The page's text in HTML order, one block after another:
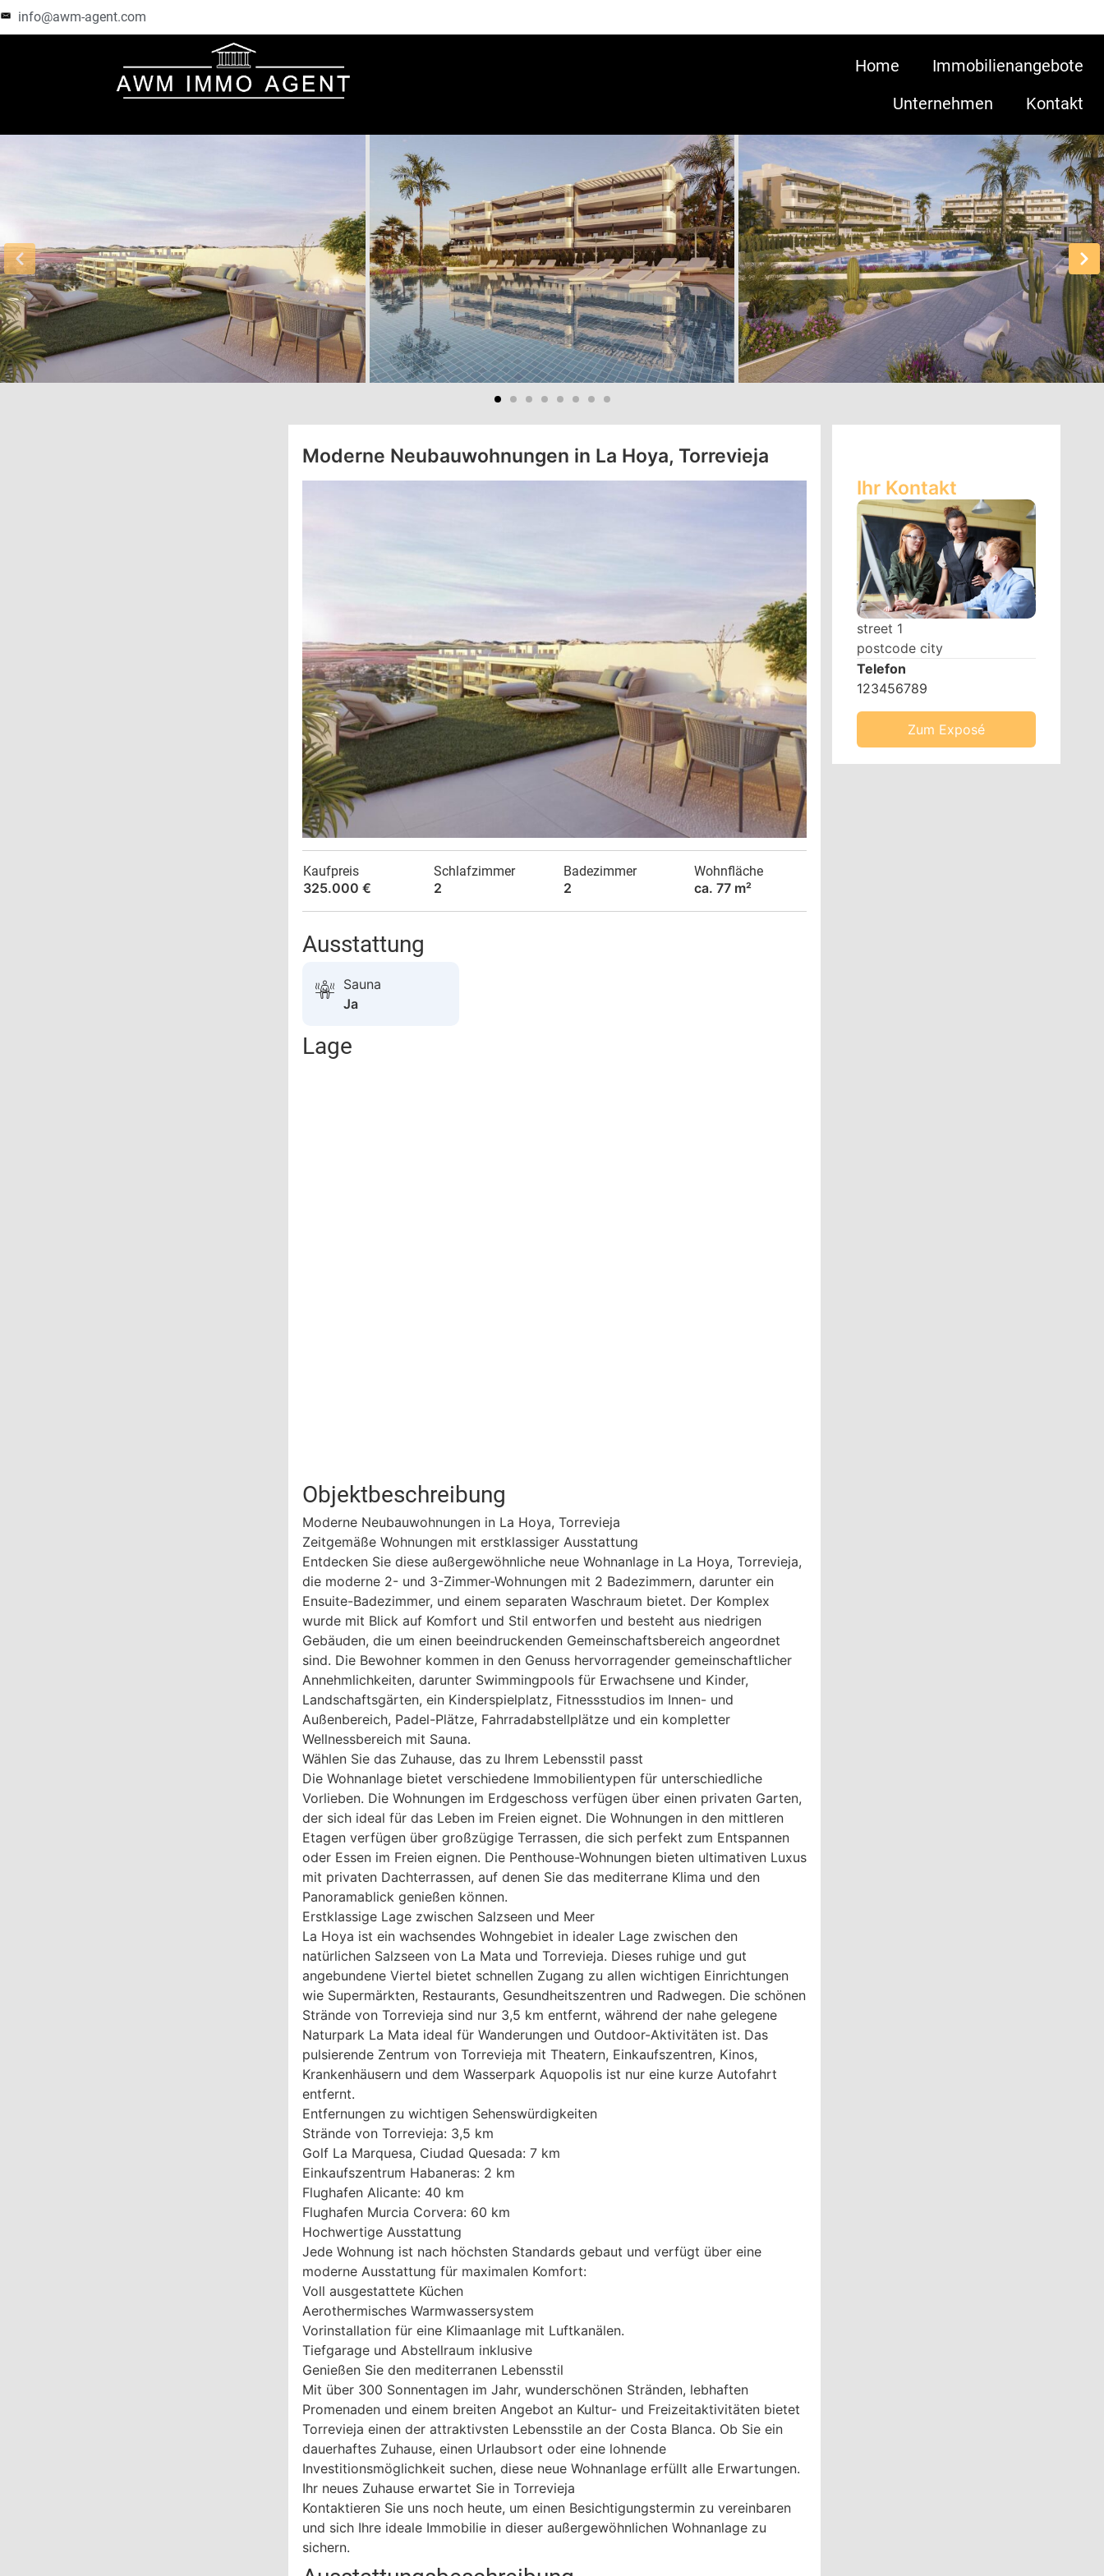
info@awm-agent.com
Home
Immobilienangebote
Unternehmen
Kontakt
Moderne Neubauwohnungen in La Hoya, Torrevieja
Kaufpreis
325.000 €
Schlafzimmer
2
Badezimmer
2
Wohnfläche
ca. 77 m²
Ausstattung
Sauna
Ja
Lage
Objektbeschreibung
Moderne Neubauwohnungen in La Hoya, Torrevieja
Zeitgemäße Wohnungen mit erstklassiger Ausstattung
Entdecken Sie diese außergewöhnliche neue Wohnanlage in La Hoya, Torrevieja,
die moderne 2- und 3-Zimmer-Wohnungen mit 2 Badezimmern, darunter ein
Ensuite-Badezimmer, und einem separaten Waschraum bietet. Der Komplex
wurde mit Blick auf Komfort und Stil entworfen und besteht aus niedrigen
Gebäuden, die um einen beeindruckenden Gemeinschaftsbereich angeordnet
sind. Die Bewohner kommen in den Genuss hervorragender gemeinschaftlicher
Annehmlichkeiten, darunter Swimmingpools für Erwachsene und Kinder,
Landschaftsgärten, ein Kinderspielplatz, Fitnessstudios im Innen- und
Außenbereich, Padel-Plätze, Fahrradabstellplätze und ein kompletter
Wellnessbereich mit Sauna.
Wählen Sie das Zuhause, das zu Ihrem Lebensstil passt
Die Wohnanlage bietet verschiedene Immobilientypen für unterschiedliche
Vorlieben. Die Wohnungen im Erdgeschoss verfügen über einen privaten Garten,
der sich ideal für das Leben im Freien eignet. Die Wohnungen in den mittleren
Etagen verfügen über großzügige Terrassen, die sich perfekt zum Entspannen
oder Essen im Freien eignen. Die Penthouse-Wohnungen bieten ultimativen Luxus
mit privaten Dachterrassen, auf denen Sie das mediterrane Klima und den
Panoramablick genießen können.
Erstklassige Lage zwischen Salzseen und Meer
La Hoya ist ein wachsendes Wohngebiet in idealer Lage zwischen den
natürlichen Salzseen von La Mata und Torrevieja. Dieses ruhige und gut
angebundene Viertel bietet schnellen Zugang zu allen wichtigen Einrichtungen
wie Supermärkten, Restaurants, Gesundheitszentren und Radwegen. Die schönen
Strände von Torrevieja sind nur 3,5 km entfernt, während der nahe gelegene
Naturpark La Mata ideal für Wanderungen und Outdoor-Aktivitäten ist. Das
pulsierende Zentrum von Torrevieja mit Theatern, Einkaufszentren, Kinos,
Krankenhäusern und dem Wasserpark Aquopolis ist nur eine kurze Autofahrt
entfernt.
Entfernungen zu wichtigen Sehenswürdigkeiten
Strände von Torrevieja: 3,5 km
Golf La Marquesa, Ciudad Quesada: 7 km
Einkaufszentrum Habaneras: 2 km
Flughafen Alicante: 40 km
Flughafen Murcia Corvera: 60 km
Hochwertige Ausstattung
Jede Wohnung ist nach höchsten Standards gebaut und verfügt über eine
moderne Ausstattung für maximalen Komfort:
Voll ausgestattete Küchen
Aerothermisches Warmwassersystem
Vorinstallation für eine Klimaanlage mit Luftkanälen.
Tiefgarage und Abstellraum inklusive
Genießen Sie den mediterranen Lebensstil
Mit über 300 Sonnentagen im Jahr, wunderschönen Stränden, lebhaften
Promenaden und einem breiten Angebot an Kultur- und Freizeitaktivitäten bietet
Torrevieja einen der attraktivsten Lebensstile an der Costa Blanca. Ob Sie ein
dauerhaftes Zuhause, einen Urlaubsort oder eine lohnende
Investitionsmöglichkeit suchen, diese neue Wohnanlage erfüllt alle Erwartungen.
Ihr neues Zuhause erwartet Sie in Torrevieja
Kontaktieren Sie uns noch heute, um einen Besichtigungstermin zu vereinbaren
und sich Ihre ideale Immobilie in dieser außergewöhnlichen Wohnanlage zu
sichern.
Ihr Kontakt
street 1
postcode city
Telefon
123456789
Zum Exposé